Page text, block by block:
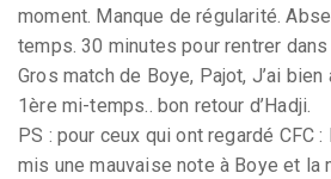
moment. Manque de régularité.
temps. 30 minutes pour rentrer dans
Gros match de Boye, Pajot, J’ai
1ère mi-temps.. bon retour d’Hadji.
PS : pour ceux qui ont regardé CFC
mis une mauvaise note à Boye et la